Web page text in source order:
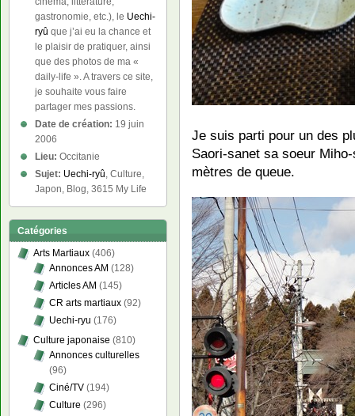
Je suis parti pour un des
Saori-sanet sa soeur
mètres de queue.
gastronomie, etc.), le Uechi-
ryû que j’ai eu la chance et
le plaisir de pratiquer, ainsi
que des photos de ma «
daily-life ». A travers ce site,
je souhaite vous faire
partager mes passions.
Date de création: 19 juin
2006
Lieu: Occitanie
Sujet: Uechi-ryû, Culture,
Japon, Blog, 3615 My Life
Catégories
Arts Martiaux (406)
Annonces AM (128)
Articles AM (145)
CR arts martiaux (92)
Uechi-ryu (176)
Culture japonaise (810)
Annonces culturelles
(96)
Ciné/TV (194)
Culture (296)